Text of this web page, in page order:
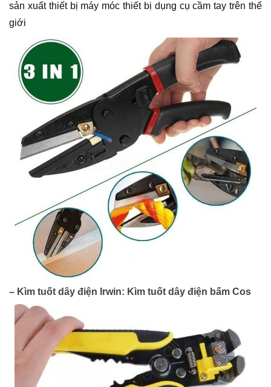
sản xuất thiết bị máy móc thiết bị dụng cụ cầm tay trên thế
giới
– Kìm tuốt dây điện Irwin: Kìm tuốt dây điện bấm Cos